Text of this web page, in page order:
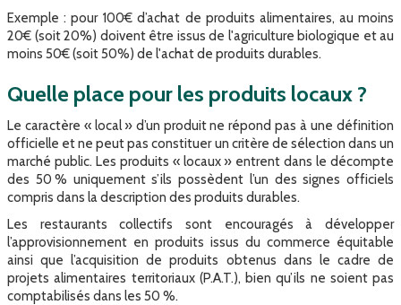
Exemple : pour 100€ d’achat de produits alimentaires, au moins
20€ (soit 20%) doivent être issus de l'agriculture biologique et au
moins 50€ (soit 50%) de l'achat de produits durables.
Quelle place pour les produits locaux ?
Le caractère « local » d’un produit ne répond pas à une définition
officielle et ne peut pas constituer un critère de sélection dans un
marché public. Les produits « locaux » entrent dans le décompte
des 50 % uniquement s’ils possèdent l’un des signes officiels
compris dans la description des produits durables.
Les restaurants collectifs sont encouragés à développer
l’approvisionnement en produits issus du commerce équitable
ainsi que l’acquisition de produits obtenus dans le cadre de
projets alimentaires territoriaux (P.A.T.), bien qu’ils ne soient pas
comptabilisés dans les 50 %.​